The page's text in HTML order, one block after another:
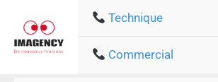
contenu
Technique
Commercial